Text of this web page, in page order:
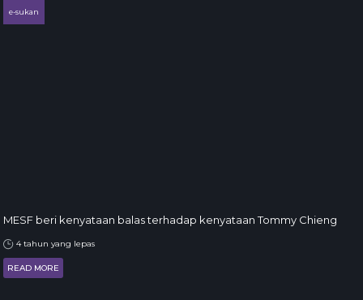
e-sukan
MESF beri kenyataan balas terhadap kenyataan Tommy Chieng
4 tahun yang lepas
READ MORE